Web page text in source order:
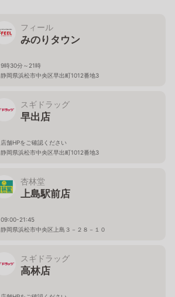
フィール
みのりタウン
9時30分～21時
静岡県浜松市中央区早出町1012番地3
スギドラッグ
早出店
店舗HPをご確認ください
静岡県浜松市中央区早出町1012番地3
杏林堂
上島駅前店
09:00-21:45
静岡県浜松市中央区上島３－２８－１０
スギドラッグ
高林店